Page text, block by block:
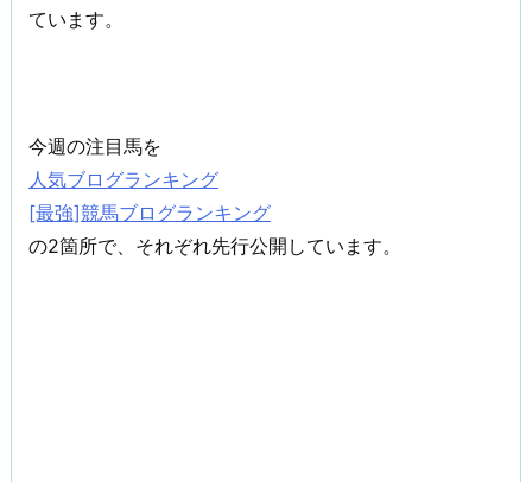
ています。
今週の注目馬を
人気ブログランキング
[最強]競馬ブログランキング
の2箇所で、それぞれ先行公開しています。